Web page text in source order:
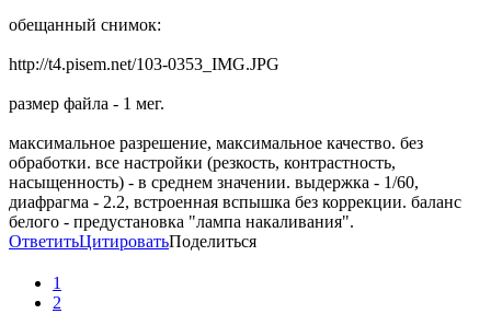
обещанный снимок:
http://t4.pisem.net/103-0353_IMG.JPG
размер файла - 1 мег.
максимальное разрешение, максимальное качество. без
обработки. все настройки (резкость, контрастность,
насыщенность) - в среднем значении. выдержка - 1/60,
диафрагма - 2.2, встроенная вспышка без коррекции. баланс
белого - предустановка "лампа накаливания".
ОтветитьЦитироватьПоделиться
1
2